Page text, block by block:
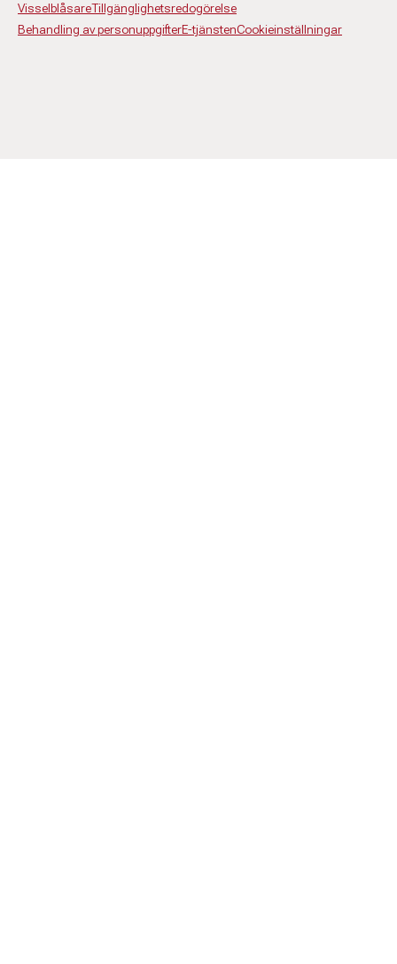
VisselblåsareTillgänglighetsredogörelse
Behandling av personuppgifterE-tjänstenCookieinställningar